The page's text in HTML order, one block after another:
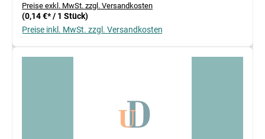
Preise exkl. MwSt. zzgl. Versandkosten
(0,14 €* / 1 Stück)
Preise inkl. MwSt. zzgl. Versandkosten